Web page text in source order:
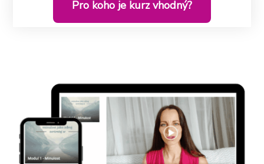
Pro koho je kurz vhodný?